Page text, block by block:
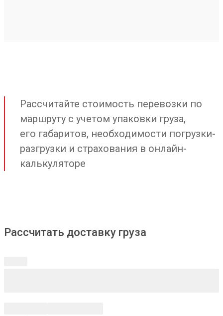
Рассчитайте стоимость перевозки по
маршруту с учетом упаковки груза,
его габаритов, необходимости погрузки-
разгрузки и страхования в онлайн-
калькуляторе
Рассчитать доставку груза